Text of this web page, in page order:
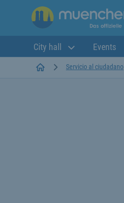
City hall Events
StartseiteServicio al ciudadano